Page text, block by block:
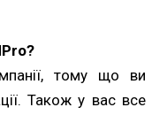
тому що ви
Також у вас все